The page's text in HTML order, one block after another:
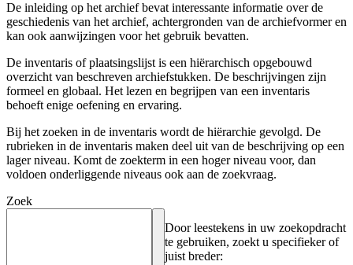
De inleiding op het archief bevat interessante informatie over de
geschiedenis van het archief, achtergronden van de archiefvormer en
kan ook aanwijzingen voor het gebruik bevatten.
De inventaris of plaatsingslijst is een hiërarchisch opgebouwd
overzicht van beschreven archiefstukken. De beschrijvingen zijn
formeel en globaal. Het lezen en begrijpen van een inventaris
behoeft enige oefening en ervaring.
Bij het zoeken in de inventaris wordt de hiërarchie gevolgd. De
rubrieken in de inventaris maken deel uit van de beschrijving op een
lager niveau. Komt de zoekterm in een hoger niveau voor, dan
voldoen onderliggende niveaus ook aan de zoekvraag.
Zoek
Door leestekens in uw zoekopdracht
te gebruiken, zoekt u specifieker of
juist breder: